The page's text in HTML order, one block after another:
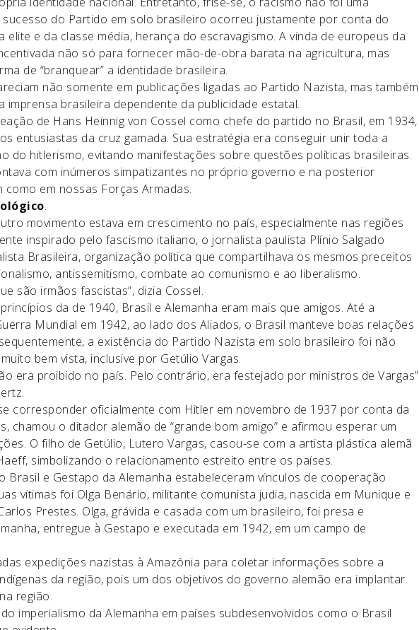
do Partido em solo brasileiro ocorreu justamente por conta do
elite e da classe média, herança do escravagismo. A vinda de europeus da
não só para fornecer mão-de-obra barata na agricultura, mas
de “branquear” a identidade brasileira.
não somente em publicações ligadas ao Partido Nazista, mas também
imprensa brasileira dependente da publicidade estatal.
de Hans Heinnig von Cossel como chefe do partido no Brasil, em 1934,
entusiastas da cruz gamada. Sua estratégia era conseguir unir toda a
do hitlerismo, evitando manifestações sobre questões políticas brasileiras.
com inúmeros simpatizantes no próprio governo e na posterior
como em nossas Forças Armadas.
.
movimento estava em crescimento no país, especialmente nas regiões
inspirado pelo fascismo italiano, o jornalista paulista Plínio Salgado
Brasileira, organização política que compartilhava os mesmos preceitos
antissemitismo, combate ao comunismo e ao liberalismo.
são irmãos fascistas”, dizia Cossel.
da de 1940, Brasil e Alemanha eram mais que amigos. Até a
Mundial em 1942, ao lado dos Aliados, o Brasil manteve boas relações
a existência do Partido Nazista em solo brasileiro foi não
bem vista, inclusive por Getúlio Vargas.
era proibido no país. Pelo contrário, era festejado por ministros de Vargas”
corresponder oficialmente com Hitler em novembro de 1937 por conta da
chamou o ditador alemão de “grande bom amigo” e afirmou esperar um
O filho de Getúlio, Lutero Vargas, casou-se com a artista plástica alemã
simbolizando o relacionamento estreito entre os países.
Brasil e Gestapo da Alemanha estabeleceram vínculos de cooperação
vítimas foi Olga Benário, militante comunista judia, nascida em Munique e
Prestes. Olga, grávida e casada com um brasileiro, foi presa e
entregue à Gestapo e executada em 1942, em um campo de
expedições nazistas à Amazônia para coletar informações sobre a
da região, pois um dos objetivos do governo alemão era implantar
região.
imperialismo da Alemanha em países subdesenvolvidos como o Brasil